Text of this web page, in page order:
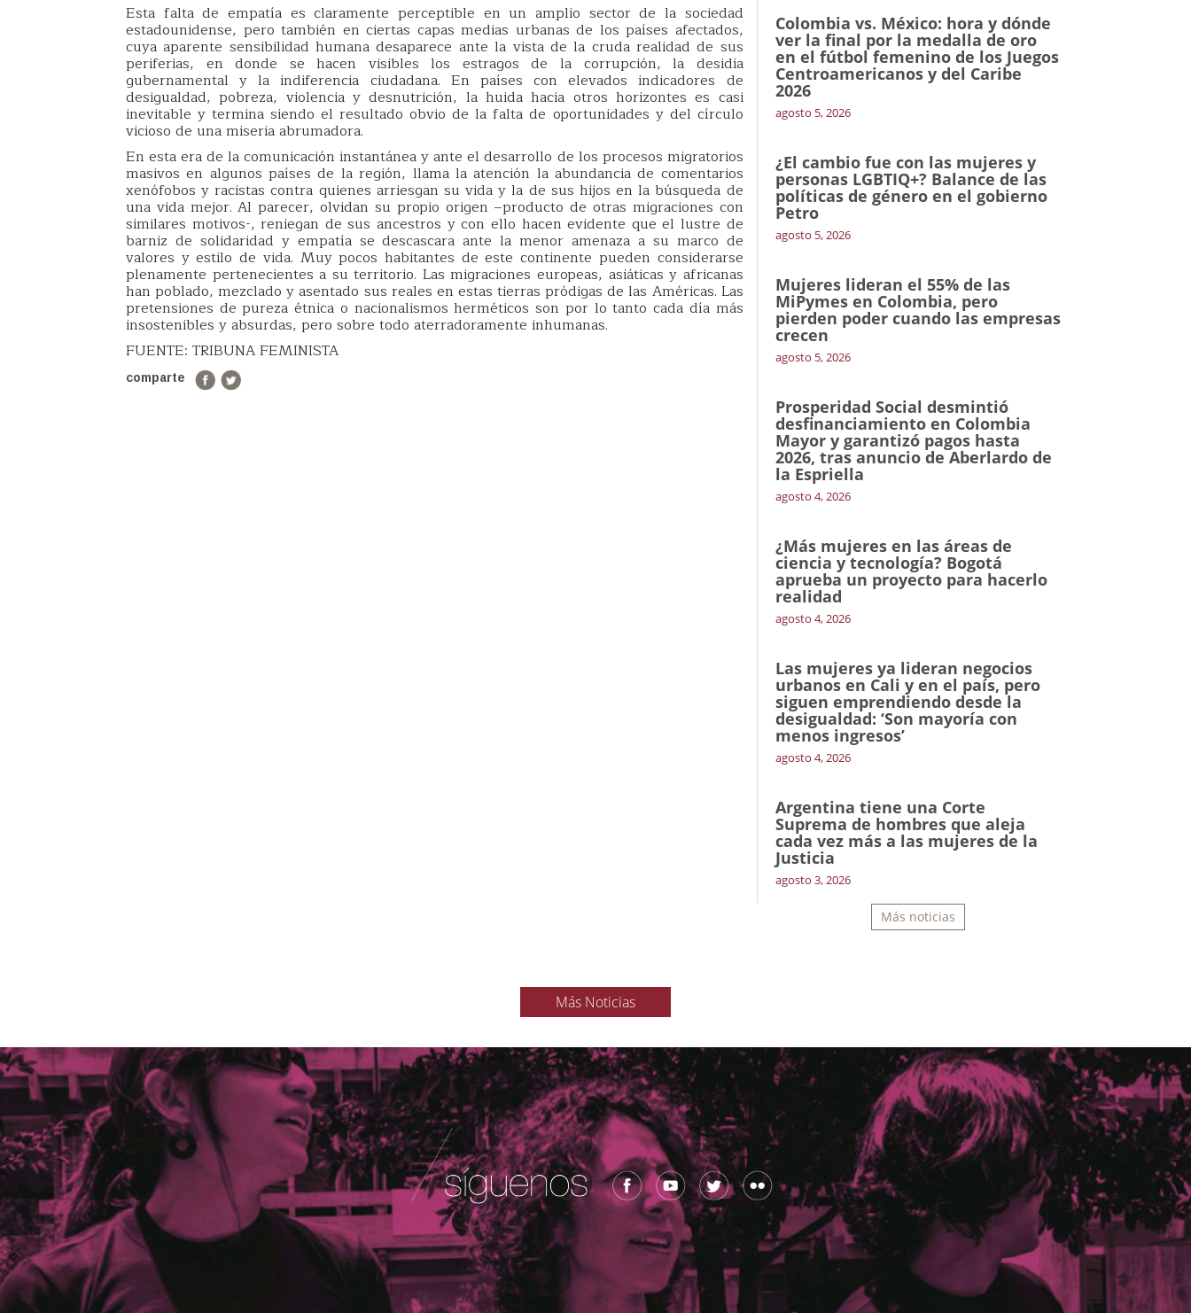
Esta falta de empatía es claramente perceptible en un amplio sector de la sociedad
estadounidense, pero también en ciertas capas medias urbanas de los países afectados,
cuya aparente sensibilidad humana desaparece ante la vista de la cruda realidad de sus
periferias, en donde se hacen visibles los estragos de la corrupción, la desidia
gubernamental y la indiferencia ciudadana. En países con elevados indicadores de
desigualdad, pobreza, violencia y desnutrición, la huida hacia otros horizontes es casi
inevitable y termina siendo el resultado obvio de la falta de oportunidades y del círculo
vicioso de una miseria abrumadora.
En esta era de la comunicación instantánea y ante el desarrollo de los procesos migratorios
masivos en algunos países de la región, llama la atención la abundancia de comentarios
xenófobos y racistas contra quienes arriesgan su vida y la de sus hijos en la búsqueda de
una vida mejor. Al parecer, olvidan su propio origen –producto de otras migraciones con
similares motivos-, reniegan de sus ancestros y con ello hacen evidente que el lustre de
barniz de solidaridad y empatía se descascara ante la menor amenaza a su marco de
valores y estilo de vida. Muy pocos habitantes de este continente pueden considerarse
plenamente pertenecientes a su territorio. Las migraciones europeas, asiáticas y africanas
han poblado, mezclado y asentado sus reales en estas tierras pródigas de las Américas. Las
pretensiones de pureza étnica o nacionalismos herméticos son por lo tanto cada día más
insostenibles y absurdas, pero sobre todo aterradoramente inhumanas.
FUENTE: TRIBUNA FEMINISTA
comparte
Colombia vs. México: hora y dónde
ver la final por la medalla de oro
en el fútbol femenino de los Juegos
Centroamericanos y del Caribe
2026
agosto 5, 2026
¿El cambio fue con las mujeres y
personas LGBTIQ+? Balance de las
políticas de género en el gobierno
Petro
agosto 5, 2026
Mujeres lideran el 55% de las
MiPymes en Colombia, pero
pierden poder cuando las empresas
crecen
agosto 5, 2026
Prosperidad Social desmintió
desfinanciamiento en Colombia
Mayor y garantizó pagos hasta
2026, tras anuncio de Aberlardo de
la Espriella
agosto 4, 2026
¿Más mujeres en las áreas de
ciencia y tecnología? Bogotá
aprueba un proyecto para hacerlo
realidad
agosto 4, 2026
Las mujeres ya lideran negocios
urbanos en Cali y en el país, pero
siguen emprendiendo desde la
desigualdad: ‘Son mayoría con
menos ingresos’
agosto 4, 2026
Argentina tiene una Corte
Suprema de hombres que aleja
cada vez más a las mujeres de la
Justicia
agosto 3, 2026
Más noticias
Más Noticias